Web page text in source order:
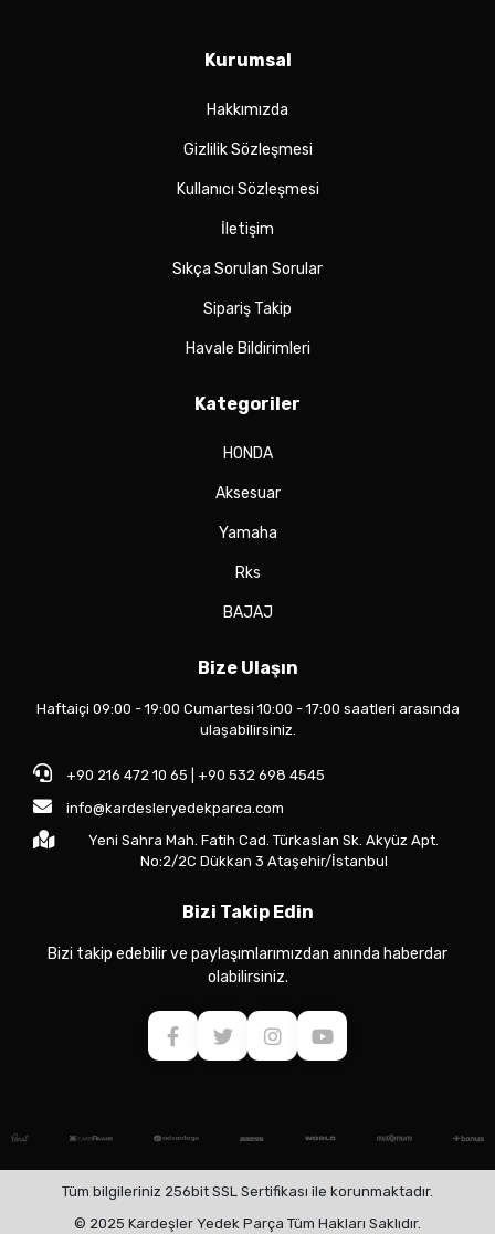
Kurumsal
Hakkımızda
Gizlilik Sözleşmesi
Kullanıcı Sözleşmesi
İletişim
Sıkça Sorulan Sorular
Sipariş Takip
Havale Bildirimleri
Kategoriler
HONDA
Aksesuar
Yamaha
Rks
BAJAJ
Bize Ulaşın
Haftaiçi 09:00 - 19:00 Cumartesi 10:00 - 17:00 saatleri arasında
ulaşabilirsiniz.
+90 216 472 10 65 | +90 532 698 4545
info@kardesleryedekparca.com
Yeni Sahra Mah. Fatih Cad. Türkaslan Sk. Akyüz Apt.
No:2/2C Dükkan 3 Ataşehir/İstanbul
Bizi Takip Edin
Bizi takip edebilir ve paylaşımlarımızdan anında haberdar
olabilirsiniz.
Tüm bilgileriniz 256bit SSL Sertifikası ile korunmaktadır.
© 2025 Kardeşler Yedek Parça Tüm Hakları Saklıdır.